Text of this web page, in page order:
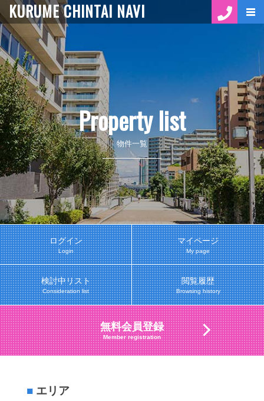
KURUME CHINTAI NAVI
Property list
物件一覧
ログイン
Login
マイページ
My page
検討中リスト
Consideration list
閲覧履歴
Browsing history
無料会員登録
Member registration
■エリア